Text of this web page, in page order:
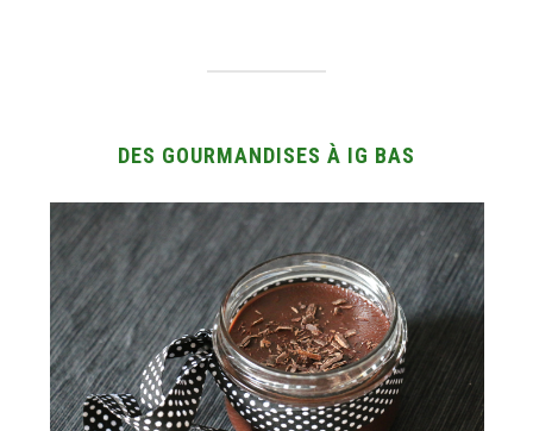
DES GOURMANDISES À IG BAS